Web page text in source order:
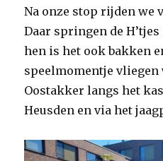
Na onze stop rijden we
Daar springen de
hen is het ook bakken
speelmomentje vliegen
Oostakker langs het
Heusden en via het